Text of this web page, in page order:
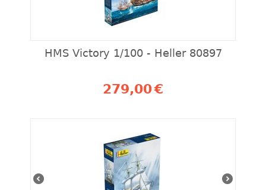
HMS Victory 1/100 - Heller 80897
279,00€